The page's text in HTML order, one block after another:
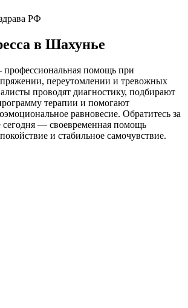
РФ
в Шахунье
профессиональная помощь при
переутомлении и тревожных
проводят диагностику, подбирают
терапии и помогают
равновесие. Обратитесь за
сегодня — своевременная помощь
и стабильное самочувствие.